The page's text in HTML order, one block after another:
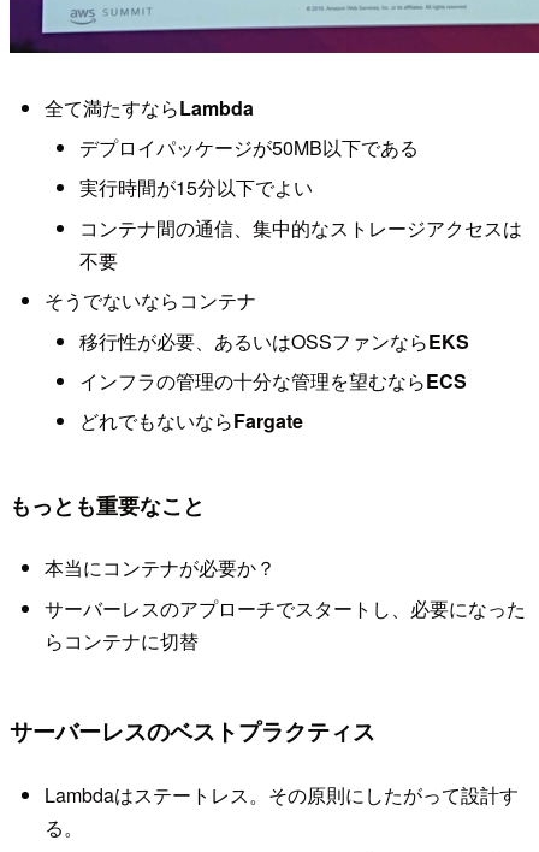
全て満たすならLambda
デプロイパッケージが50MB以下である
実行時間が15分以下でよい
コンテナ間の通信、集中的なストレージアクセスは
不要
そうでないならコンテナ
移行性が必要、あるいはOSSファンならEKS
インフラの管理の十分な管理を望むならECS
どれでもないならFargate
もっとも重要なこと
本当にコンテナが必要か？
サーバーレスのアプローチでスタートし、必要になった
らコンテナに切替
サーバーレスのベストプラクティス
Lambdaはステートレス。その原則にしたがって設計す
る。